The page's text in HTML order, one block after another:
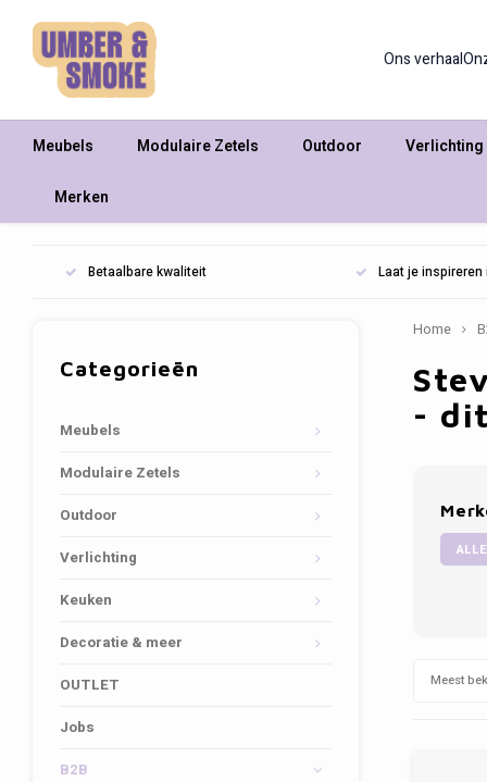
Ons verhaal
Meubels Modulaire Zetels Outdoor Verlichting
Merken
Betaalbare kwaliteit Laat je
Categorieën
Meubels
Modulaire Zetels
Outdoor
Verlichting
Keuken
Decoratie & meer
OUTLET
Jobs
B2B
Home
-
Meest